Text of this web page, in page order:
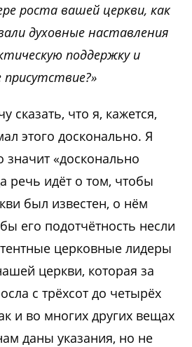
роста вашей церкви, как
духовные наставления
поддержку и
присутствие?»
сказать, что я, кажется,
этого досконально. Я
«досконально
речь идёт о том, чтобы
был известен, о нём
его подотчётность несли
церковные лидеры
церкви, которая за
с трёхсот до четырёх
и во многих других вещах
даны указания, но не